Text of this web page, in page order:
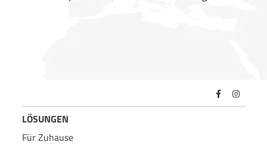
LÖSUNGEN
Für Zuhause